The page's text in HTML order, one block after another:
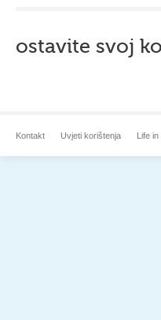
ostavite svoj
Kontakt Uvjeti korištenja Life